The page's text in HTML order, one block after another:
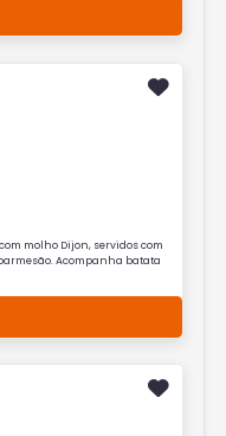
molho Dijon, servidos com
Acompanha batata